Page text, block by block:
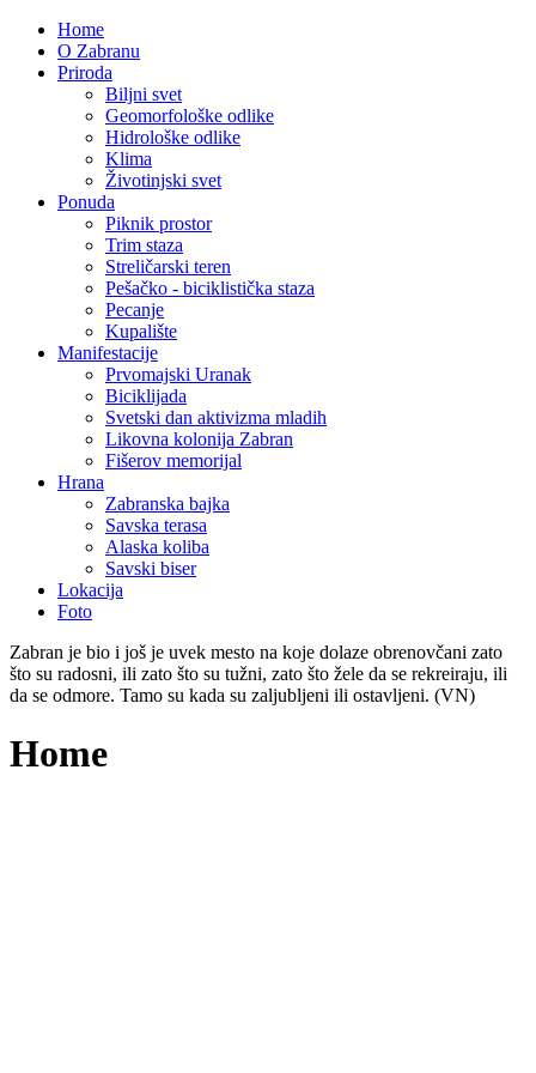
Home
O Zabranu
Priroda
Biljni svet
Geomorfološke odlike
Hidrološke odlike
Klima
Životinjski svet
Ponuda
Piknik prostor
Trim staza
Streličarski teren
Pešačko - biciklistička staza
Pecanje
Kupalište
Manifestacije
Prvomajski Uranak
Biciklijada
Svetski dan aktivizma mladih
Likovna kolonija Zabran
Fišerov memorijal
Hrana
Zabranska bajka
Savska terasa
Alaska koliba
Savski biser
Lokacija
Foto
Zabran je bio i još je uvek mesto na koje dolaze obrenovčani zato
što su radosni, ili zato što su tužni, zato što žele da se rekreiraju, ili
da se odmore. Tamo su kada su zaljubljeni ili ostavljeni. (VN)
Home